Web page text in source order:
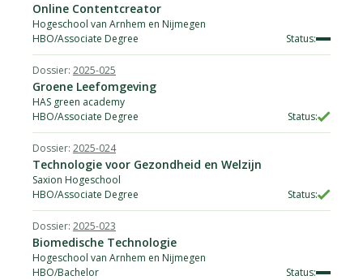
Hogeschool van Arnhem en Nijmegen
Online Contentcreator
HBO/Associate Degree
2025-025
HAS green academy
Groene Leefomgeving
HBO/Associate Degree
2025-024
Saxion Hogeschool
Technologie voor Gezondheid en Welzijn
HBO/Associate Degree
2025-023
Hogeschool van Arnhem en Nijmegen
Biomedische Technologie
HBO/Bachelor